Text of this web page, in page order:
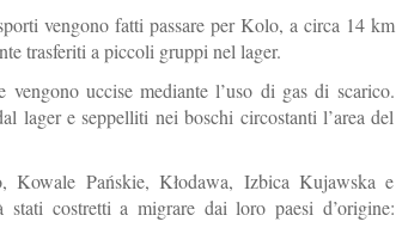
vengono fatti passare per Kolo, a circa 14 km
trasferiti a piccoli gruppi nel lager.
uccise mediante l’uso di gas di scarico.
lager e seppelliti nei boschi circostanti l’area del
Pańskie, Kłodawa, Izbica Kujawska e
costretti a migrare dai loro paesi d’origine: